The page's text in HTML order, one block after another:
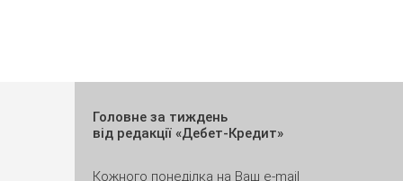
Головне за тиждень
від редакції «Дебет-Кредит»
Кожного понеділка на Ваш e-mail